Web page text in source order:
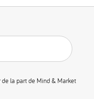
de la part de Mind & Market